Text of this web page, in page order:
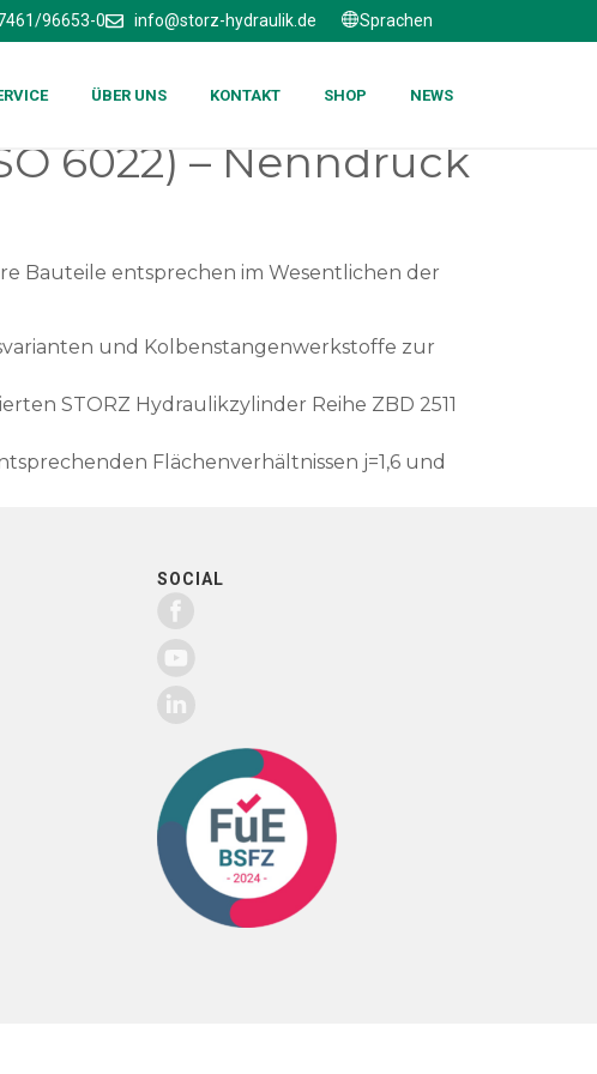
96653-0 info@storz-hydraulik.de Sprachen
ÜBER UNS KONTAKT SHOP NEWS
6022) – Nenndruck
Bauteile entsprechen im Wesentlichen der
und Kolbenstangenwerkstoffe zur
STORZ Hydraulikzylinder Reihe ZBD 2511
Flächenverhältnissen j=1,6 und
SOCIAL